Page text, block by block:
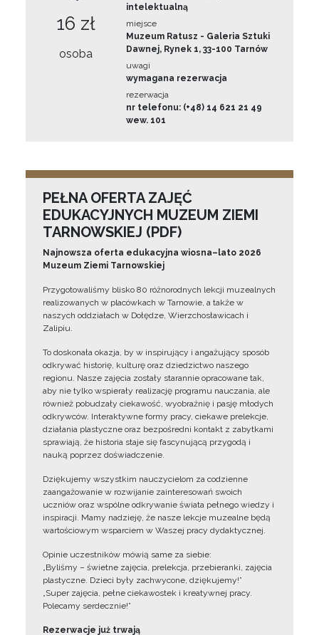
16 zł
osoba
intelektualną
miejsce
Muzeum Ratusz - Galeria Sztuki
Dawnej, Rynek 1, 33-100 Tarnów
uwagi
wymagana rezerwacja
rezerwacja
nr telefonu: (+48) 14 621 21 49
wew. 101
PEŁNA OFERTA ZAJĘĆ
EDUKACYJNYCH MUZEUM ZIEMI
TARNOWSKIEJ (PDF)
Najnowsza oferta edukacyjna wiosna–lato 2026
Muzeum Ziemi Tarnowskiej
Przygotowaliśmy blisko 80 różnorodnych lekcji muzealnych
realizowanych w placówkach w Tarnowie, a także w
naszych oddziałach w Dołędze, Wierzchosławicach i
Zalipiu.
To doskonała okazja, by w inspirujący i angażujący sposób
odkrywać historię, kulturę oraz dziedzictwo naszego
regionu. Nasze zajęcia zostały starannie opracowane tak,
aby nie tylko wspierały realizację programu nauczania, ale
również pobudzały ciekawość, wyobraźnię i pasję młodych
odkrywców. Interaktywne formy pracy, ciekawe prelekcje,
działania plastyczne oraz bezpośredni kontakt z zabytkami
sprawiają, że historia staje się fascynującą przygodą i
nauką poprzez doświadczenie.
Dziękujemy wszystkim nauczycielom za codzienne
zaangażowanie w rozwijanie zainteresowań swoich
uczniów oraz wspólne odkrywanie świata pełnego wiedzy i
inspiracji. Mamy nadzieję, że nasze lekcje muzealne będą
wartościowym wsparciem w Waszej pracy dydaktycznej.
Opinie uczestników mówią same za siebie:
„Byliśmy – świetne zajęcia, prelekcja, przebieranki, zajęcia
plastyczne. Dzieci były zachwycone, dziękujemy!”
„Super zajęcia, pełne ciekawostek i kreatywnej pracy.
Polecamy serdecznie!”
Rezerwacje już trwają